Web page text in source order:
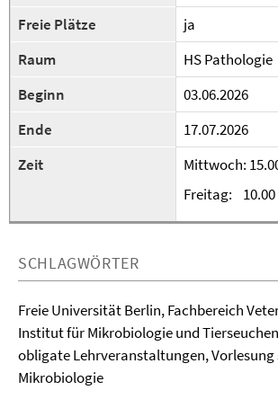
Freie Plätze
ja
Raum
HS Pathologie
Beginn
03.06.2026
Ende
17.07.2026
Zeit
Mittwoch:
Freitag: 10.00
SCHLAGWÖRTER
Freie Universität Berlin, Fachbereich
Institut für Mikrobiologie und
obligate Lehrveranstaltungen, Vorlesung
Mikrobiologie